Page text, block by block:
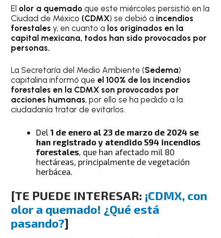
El olor a quemadoque este miércoles persistió en la
Ciudad de México (CDMX) se debió a incendios
forestalesy, en cuanto a los originados en la
capital mexicana, todos han sido provocados por
personas.
La Secretaría del Medio Ambiente (Sedema)
capitalina informó que el 100% de los incendios
forestales en la CDMX son provocados por
acciones humanas, por ello se ha pedido a la
ciudadanía tratar de evitarlos.
Del1 de enero al 23 de marzo de 2024 se
han registrado y atendido 594 incendios
forestales , que han afectado mil 80
hectáreas, principalmente de vegetación
herbácea.
[TE PUEDE INTERESAR: ¡CDMX, con
olor a quemado! ¿Qué está
pasando?]